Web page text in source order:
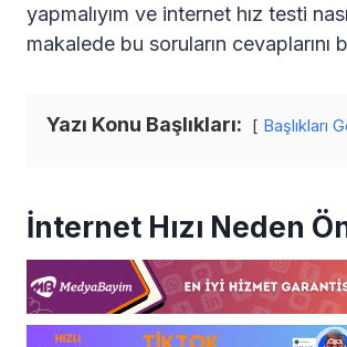
yapmalıyım ve internet hız testi
makalede bu soruların cevaplarını
Yazı Konu Başlıkları: Başlıkları
İnternet Hızı Neden